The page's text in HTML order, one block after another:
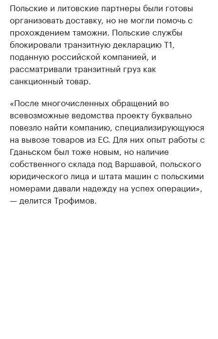
Польские и литовские партнеры были готовы
организовать доставку, но не могли помочь с
прохождением таможни. Польские службы
блокировали транзитную декларацию Т1,
поданную российской компанией, и
рассматривали транзитный груз как
санкционный товар.
«После многочисленных обращений во
всевозможные ведомства проекту буквально
повезло найти компанию, специализирующуюся
на вывозе товаров из ЕС. Для них опыт работы с
Гданьском был тоже новым, но наличие
собственного склада под Варшавой, польского
юридического лица и штата машин с польскими
номерами давали надежду на успех операции»,
— делится Трофимов.